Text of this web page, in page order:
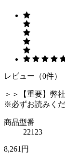
レビュー（0件）
＞＞【重要】弊
※必ずお読みく
商品型番
22123
8,261円